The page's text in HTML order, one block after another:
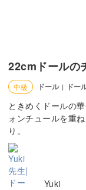
22cmドールの
中級 ドール | ドー
ときめくドールの
ォンチュールを重
り。
Yuki